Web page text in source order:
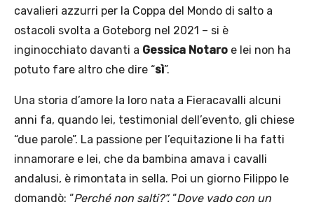
cavalieri azzurri per la Coppa del Mondo di salto a
ostacoli svolta a Goteborg nel 2021 – si è
inginocchiato davanti a Gessica Notaro e lei non ha
potuto fare altro che dire “sì”.
Una storia d’amore la loro nata a Fieracavalli alcuni
anni fa, quando lei, testimonial dell’evento, gli chiese
“due parole”. La passione per l’equitazione li ha fatti
innamorare e lei, che da bambina amava i cavalli
andalusi, è rimontata in sella. Poi un giorno Filippo le
domandò: “Perché non salti?”.“Dove vado con un